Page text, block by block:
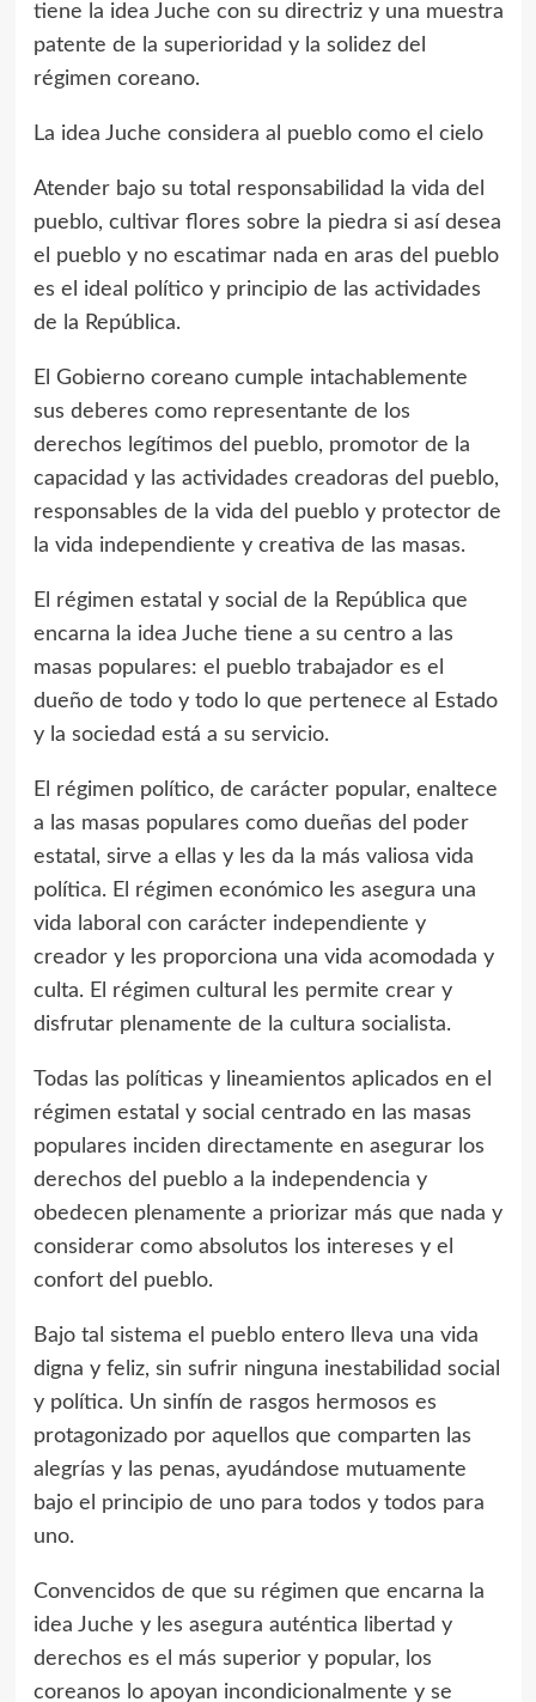
tiene la idea Juche con su directriz y una muestra
patente de la superioridad y la solidez del
régimen coreano.
La idea Juche considera al pueblo como el cielo
Atender bajo su total responsabilidad la vida del
pueblo, cultivar flores sobre la piedra si así desea
el pueblo y no escatimar nada en aras del pueblo
es el ideal político y principio de las actividades
de la República.
El Gobierno coreano cumple intachablemente
sus deberes como representante de los
derechos legítimos del pueblo, promotor de la
capacidad y las actividades creadoras del pueblo,
responsables de la vida del pueblo y protector de
la vida independiente y creativa de las masas.
El régimen estatal y social de la República que
encarna la idea Juche tiene a su centro a las
masas populares: el pueblo trabajador es el
dueño de todo y todo lo que pertenece al Estado
y la sociedad está a su servicio.
El régimen político, de carácter popular, enaltece
a las masas populares como dueñas del poder
estatal, sirve a ellas y les da la más valiosa vida
política. El régimen económico les asegura una
vida laboral con carácter independiente y
creador y les proporciona una vida acomodada y
culta. El régimen cultural les permite crear y
disfrutar plenamente de la cultura socialista.
Todas las políticas y lineamientos aplicados en el
régimen estatal y social centrado en las masas
populares inciden directamente en asegurar los
derechos del pueblo a la independencia y
obedecen plenamente a priorizar más que nada y
considerar como absolutos los intereses y el
confort del pueblo.
Bajo tal sistema el pueblo entero lleva una vida
digna y feliz, sin sufrir ninguna inestabilidad social
y política. Un sinfín de rasgos hermosos es
protagonizado por aquellos que comparten las
alegrías y las penas, ayudándose mutuamente
bajo el principio de uno para todos y todos para
uno.
Convencidos de que su régimen que encarna la
idea Juche y les asegura auténtica libertad y
derechos es el más superior y popular, los
coreanos lo apoyan incondicionalmente y se